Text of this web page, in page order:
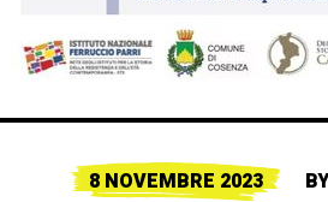
8 NOVEMBRE 2023